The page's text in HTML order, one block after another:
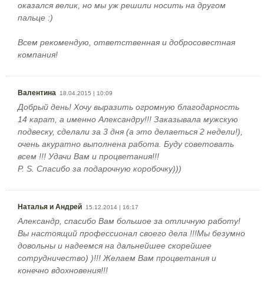
оказался велик, но мы уж решили носить на другом
пальце :)
Всем рекомендую, ответственная и добросовестная
компания!
Валентина 18.04.2015 | 10:09
Добрый день! Хочу выразить огромную благодарность
14 карат, а именно Александру!!! Заказывала мужскую
подвеску, сделали за 3 дня (а это делаеться 2 недели!),
очень акуратно выполнена работа. Буду советовать
всем !!! Удачи Вам и процветания!!!
P. S. Спасибо за подарочную коробочку)))
Наталья и Андрей 15.12.2014 | 16:17
Александр, спасибо Вам большое за отличную работу!
Вы настоящий профессионал своего дела !!!Мы безумно
довольны и надеемся на дальнейшее скорейшее
сотрудничество) )!!! Желаем Вам процветания и
конечно вдохновения!!!